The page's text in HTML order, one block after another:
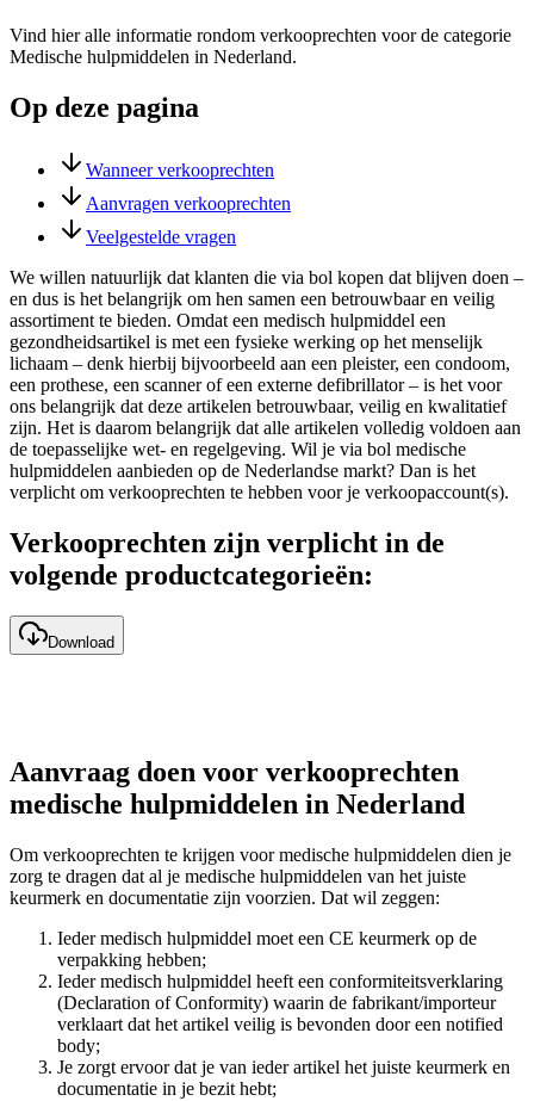
Vind hier alle informatie rondom verkooprechten voor de categorie
Medische hulpmiddelen in Nederland.
Op deze pagina
Wanneer verkooprechten
Aanvragen verkooprechten
Veelgestelde vragen
We willen natuurlijk dat klanten die via bol kopen dat blijven doen –
en dus is het belangrijk om hen samen een betrouwbaar en veilig
assortiment te bieden. Omdat een medisch hulpmiddel een
gezondheidsartikel is met een fysieke werking op het menselijk
lichaam – denk hierbij bijvoorbeeld aan een pleister, een condoom,
een prothese, een scanner of een externe defibrillator – is het voor
ons belangrijk dat deze artikelen betrouwbaar, veilig en kwalitatief
zijn. Het is daarom belangrijk dat alle artikelen volledig voldoen aan
de toepasselijke wet- en regelgeving. Wil je via bol medische
hulpmiddelen aanbieden op de Nederlandse markt? Dan is het
verplicht om verkooprechten te hebben voor je verkoopaccount(s).
Verkooprechten zijn verplicht in de
volgende productcategorieën:
Download
Aanvraag doen voor verkooprechten
medische hulpmiddelen in Nederland
Om verkooprechten te krijgen voor medische hulpmiddelen dien je
zorg te dragen dat al je medische hulpmiddelen van het juiste
keurmerk en documentatie zijn voorzien. Dat wil zeggen:
Ieder medisch hulpmiddel moet een CE keurmerk op de
verpakking hebben;
Ieder medisch hulpmiddel heeft een conformiteitsverklaring
(Declaration of Conformity) waarin de fabrikant/importeur
verklaart dat het artikel veilig is bevonden door een notified
body;
Je zorgt ervoor dat je van ieder artikel het juiste keurmerk en
documentatie in je bezit hebt;